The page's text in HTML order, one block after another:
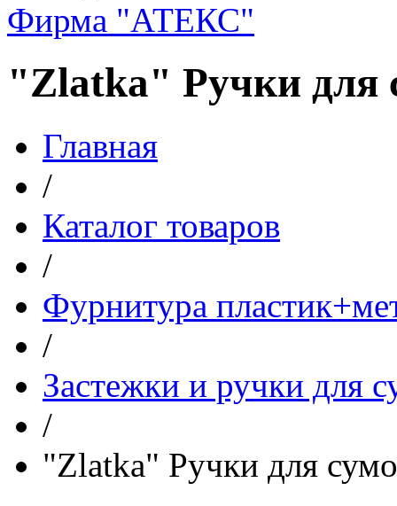
Фирма "АТЕКС"
"Zlatka" Ручки для
Главная
/
Каталог товаров
/
Фурнитура
/
Застежки и ручки для
/
"Zlatka" Ручки для